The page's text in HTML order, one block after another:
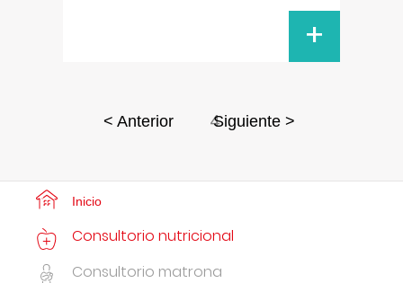
+
< Anterior 4
Siguiente >
Inicio
Consultorio nutricional
Consultorio matrona